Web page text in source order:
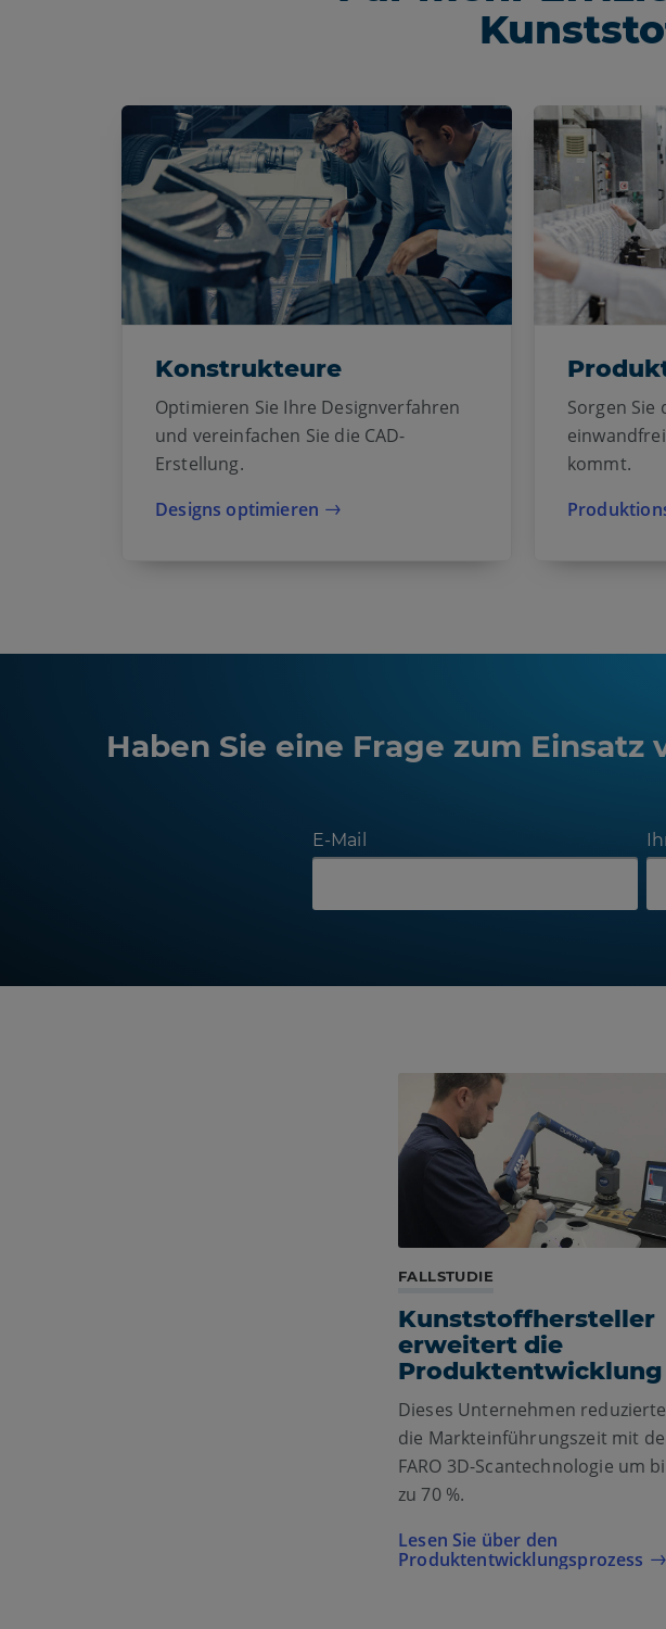
Konstrukteure
Optimieren Sie Ihre Designverfahren
und vereinfachen Sie die CAD-
Erstellung.
Designs optimieren
Sorgen Sie
kommt.
Haben Sie eine Frage zum
E-Mail
FALLSTUDIE
Kunststoffhersteller
erweitert die
Produktentwicklung
Dieses Unternehmen reduzierte
die Markteinführungszeit mit
FARO 3D-Scantechnologie um
zu 70 %.
Lesen Sie über den
Produktentwicklungsprozess